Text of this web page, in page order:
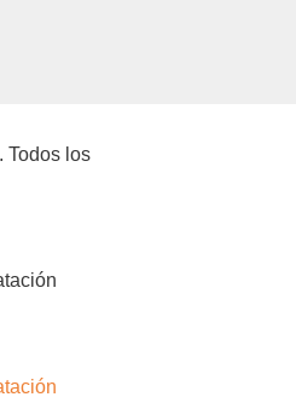
Todos los